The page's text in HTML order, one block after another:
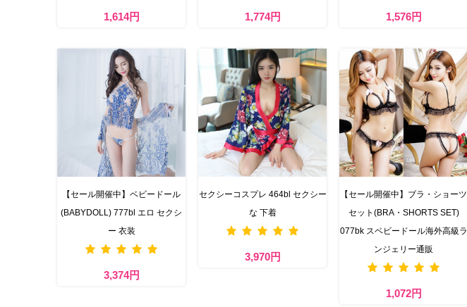
1,614円 1,774円 1,576円
【セール開催中】ベビードール
(BABYDOLL) 777bl エロ セクシ
ー 衣装
3,374円
セクシーコスプレ 464bl セクシー
な 下着
3,970円
【セール開催中】ブラ・ショーツ
セット(BRA・SHORTS SET)
077bk スベビードール海外高級ラ
ンジェリー通販
1,072円